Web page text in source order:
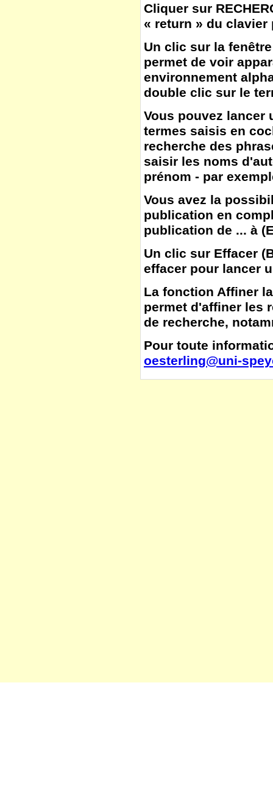
Cliquer sur
« return » du
Un clic sur la
permet de voir
environnement
double clic sur le
Vous pouvez lancer
termes saisis en
recherche des
saisir les noms
prénom - par
Vous avez la
publication en
publication de ... à (
Un clic sur Effacer (
effacer pour lancer
La fonction Affiner
permet d'affiner les
de recherche,
Pour toute
oesterling@uni-